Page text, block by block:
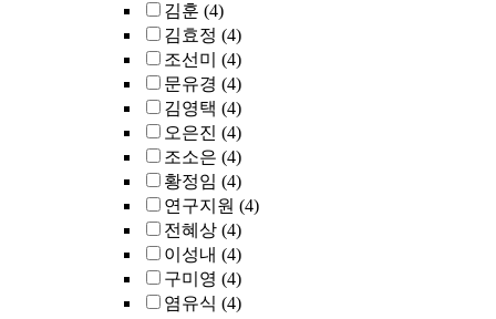
김훈 (4)
김효정 (4)
조선미
(4)
문유경 (4)
김영택 (4)
오은진 (4)
조소은 (4)
황정임 (4)
연구지원 (4)
전혜상 (4)
이성내 (4)
구미영 (4)
염유식 (4)